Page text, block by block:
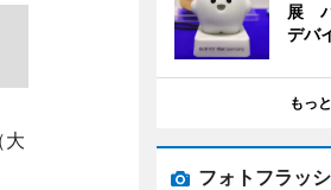
大
展
デバ
もっ
フォトフラッ